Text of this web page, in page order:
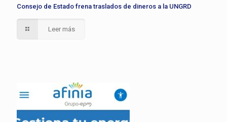
Consejo de Estado frena traslados de dineros a la UNGRD
Leer más